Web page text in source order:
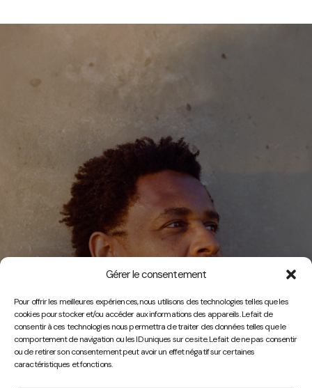
Gérer le consentement
Pour offrir les meilleures expériences, nous utilisons des technologies telles que les
cookies pour stocker et/ou accéder aux informations des appareils. Le fait de
consentir à ces technologies nous permettra de traiter des données telles que le
comportement de navigation ou les ID uniques sur ce site. Le fait de ne pas consentir
ou de retirer son consentement peut avoir un effet négatif sur certaines
caractéristiques et fonctions.
Play
Video